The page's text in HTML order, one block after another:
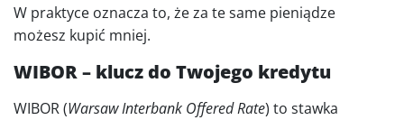
W praktyce oznacza to, że za te same pieniądze
możesz kupić mniej.
WIBOR – klucz do Twojego kredytu
WIBOR (Warsaw Interbank Offered Rate) to stawka